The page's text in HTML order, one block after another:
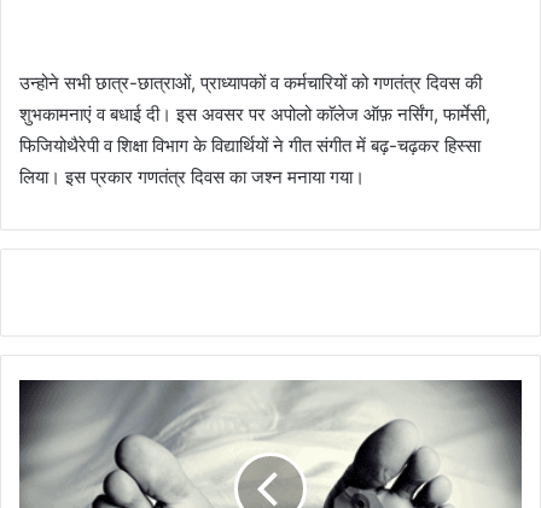
उन्होने सभी छात्र-छात्राओं, प्राध्यापकों व कर्मचारियों को गणतंत्र दिवस की
शुभकामनाएं व बधाई दी। इस अवसर पर अपोलो काॅलेज ऑफ़ नर्सिंग, फार्मेसी,
फिजियोथैरेपी व शिक्षा विभाग के विद्यार्थियों ने गीत संगीत में बढ़-चढ़कर हिस्सा
लिया। इस प्रकार गणतंत्र दिवस का जश्न मनाया गया।